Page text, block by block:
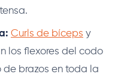
Curls de bíceps y
los flexores del codo
brazos en toda la